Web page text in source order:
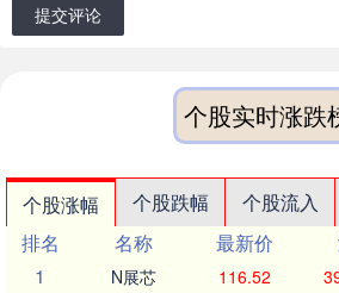
提交评论
个股实时涨跌
个股涨幅 个股跌幅 个股流入
排名
名称 最新价
1
N展芯 116.52